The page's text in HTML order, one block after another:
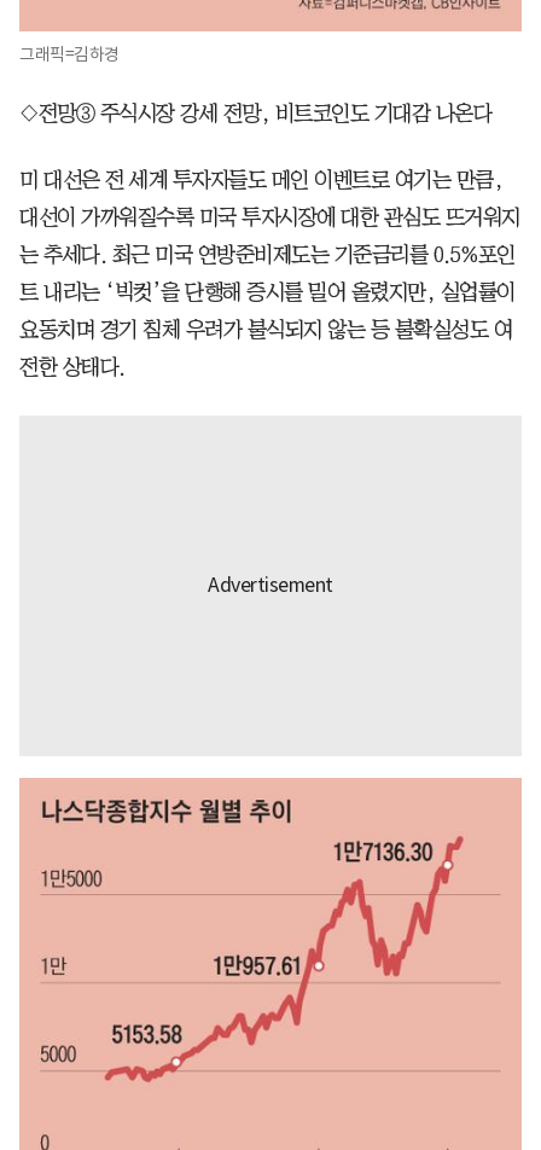
그래픽=김하경
◇전망③ 주식시장 강세 전망, 비트코인도 기대감 나온다
미 대선은 전 세계 투자자들도 메인 이벤트로 여기는 만큼,
대선이 가까워질수록 미국 투자시장에 대한 관심도 뜨거워지
는 추세다. 최근 미국 연방준비제도는 기준금리를 0.5%포인
트 내리는 ‘빅컷’을 단행해 증시를 밀어 올렸지만, 실업률이
요동치며 경기 침체 우려가 불식되지 않는 등 불확실성도 여
전한 상태다.